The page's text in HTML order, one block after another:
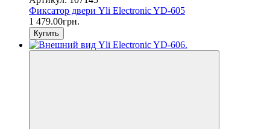
Фиксатор двери Yli Electronic YD-605
1 479.00грн.
Купить